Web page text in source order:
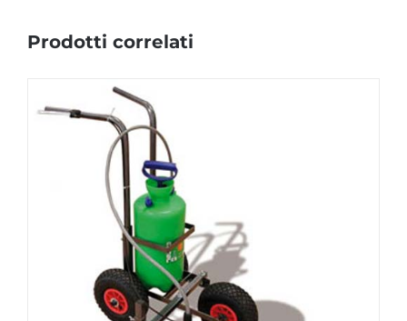
Prodotti correlati